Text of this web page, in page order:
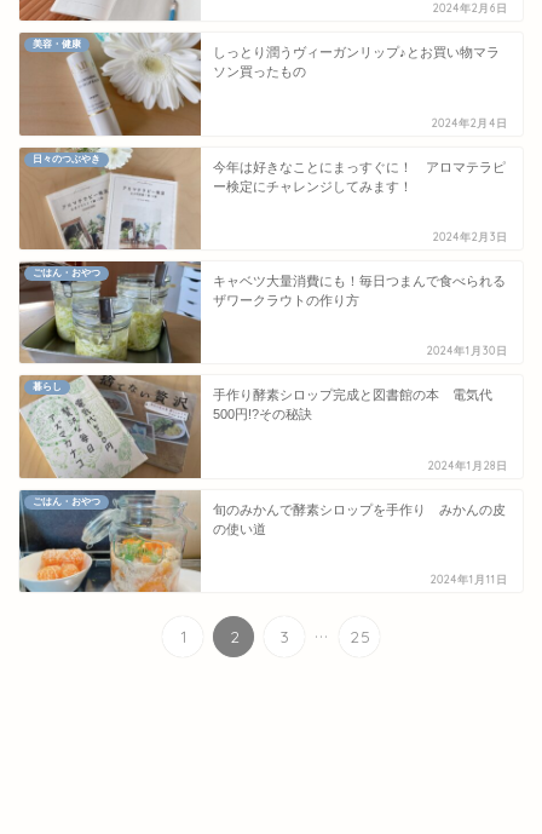
2024年2月6日
美容・健康
しっとり潤うヴィーガンリップ♪とお買い物マラ
ソン買ったもの
2024年2月4日
日々のつぶやき
今年は好きなことにまっすぐに！ アロマテラピ
ー検定にチャレンジしてみます！
2024年2月3日
ごはん・おやつ
キャベツ大量消費にも！毎日つまんで食べられる
ザワークラウトの作り方
2024年1月30日
暮らし
手作り酵素シロップ完成と図書館の本 電気代
500円!?その秘訣
2024年1月28日
ごはん・おやつ
旬のみかんで酵素シロップを手作り みかんの皮
の使い道
2024年1月11日
1 2 3 ... 25